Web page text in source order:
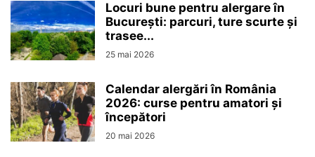
Locuri bune pentru alergare în
București: parcuri, ture scurte și
trasee...
25 mai 2026
Calendar alergări în România
2026: curse pentru amatori și
începători
20 mai 2026